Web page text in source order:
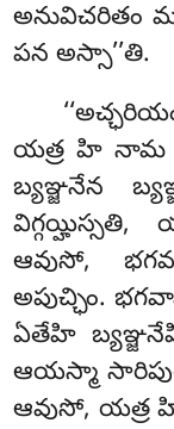
అనువిచరితం
పన అస్సా’’తి.
యత్ర హి నామ
బ్యఞ్జనేన
ఆవుసో,
అపుచ్ఛిం.
ఏతేహి
ఆయస్మా
ఆవుసో, యత్ర